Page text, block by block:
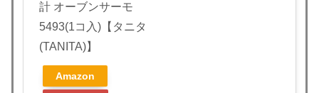
計 オーブンサーモ
5493(1コ入)【タニタ
(TANITA)】
Amazon